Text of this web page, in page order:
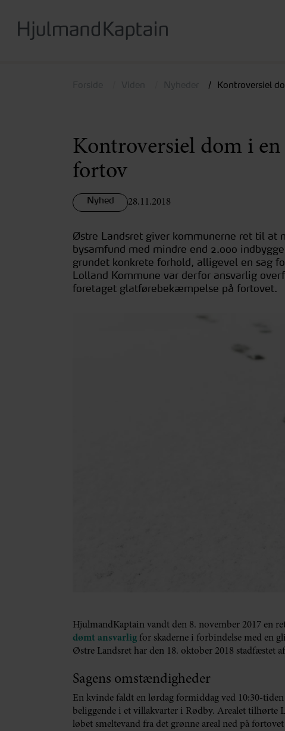
hovedindhold
Kontroversiel
Kontroversiel dom i
fortov
Nyhed 28.11.2018
Østre Landsret giver kommunerne ret til
bysamfund med mindre end 2.000
grundet konkrete forhold, alligevel en sag
Lolland Kommune var derfor ansvarlig
foretaget glatførebekæmpelse på fortovet.
HjulmandKaptain vandt den 8. november 2017 en
dømt ansvarlig for skaderne i forbindelse med en
Østre Landsret har den 18. oktober 2018 stadfæstet
Sagens omstændigheder
En kvinde faldt en lørdag formiddag ved 10:30-
beliggende i et villakvarter i Rødby. Arealet tilhørte
løbet smeltevand fra det grønne areal ned på